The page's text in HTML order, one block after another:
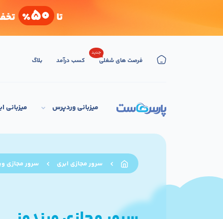
فرصت های شغلی
جدید
کسب درآمد بلاگ
میزبانی وردپرس میزبانی
سرور مجازی ابری سرور مجازی